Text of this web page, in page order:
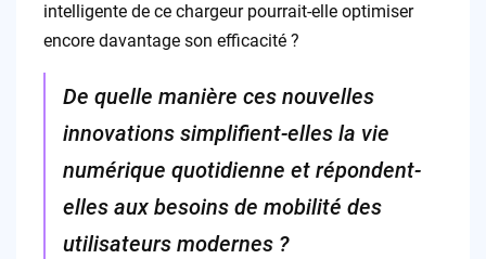
intelligente de ce chargeur pourrait-elle optimiser
encore davantage son efficacité ?
De quelle manière ces nouvelles
innovations simplifient-elles la vie
numérique quotidienne et répondent-
elles aux besoins de mobilité des
utilisateurs modernes ?